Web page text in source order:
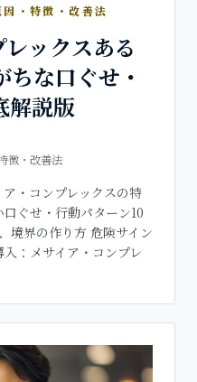
・特徴・改善法
ックスある
な口ぐせ・
解説版
徴・改善法
・コンプレックスの特
ぐせ・行動パターン10
境界の作り方 危険サイン
：メサイア・コンプレ